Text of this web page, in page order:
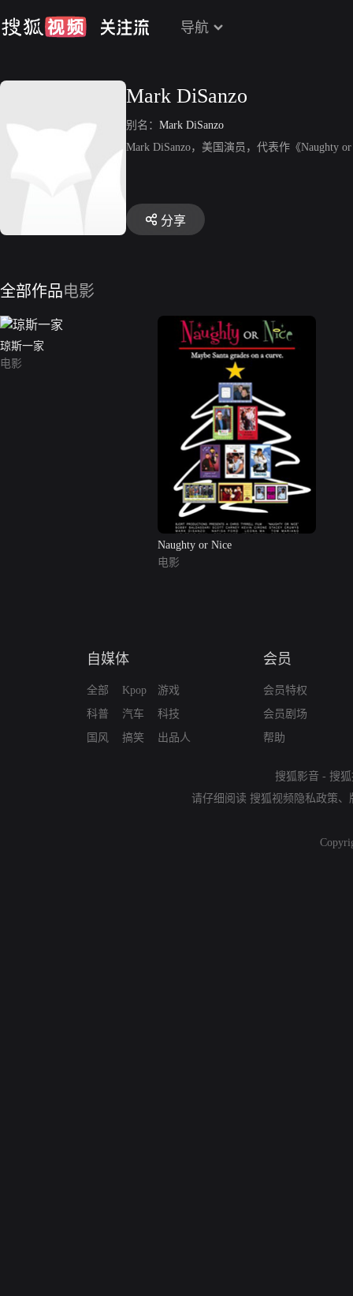
导航
Mark DiSanzo
别名： Mark DiSanzo
Mark DiSanzo，美国演员，代表作《Naughty
分享
全部作品电影
琼斯一家
电影
Naughty or Nice
电影
自媒体
全部
科普
国风
Kpop
汽车
搞笑
游戏
科技
出品人
会员
会员特权
会员剧场
帮助
搜狐影音 - 搜
请仔细阅读 搜狐视频隐私政策、